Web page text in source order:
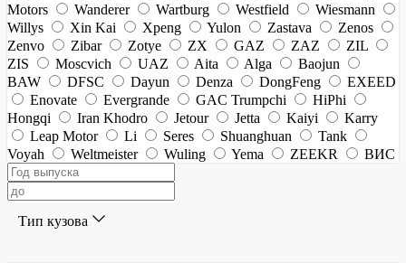
Motors
Wanderer Wartburg Westfield
Wiesmann
Willys
Xin Kai Xpeng Yulon Zastava
Zenos
Zenvo
Zibar Zotye ZX GAZ ZAZ
ZIL
ZIS
Moscvich UAZ Aita Alga
Baojun
BAW
DFSC Dayun Denza DongFeng
EXEED
Enovate
Evergrande GAC Trumpchi
HiPhi
Hongqi
Iran Khodro Jetour Jetta Kaiyi
Karry
Leap Motor
Li Seres Shuanghuan
Tank
Voyah
Weltmeister Wuling Yema ZEEKR ВИС
Тип кузова